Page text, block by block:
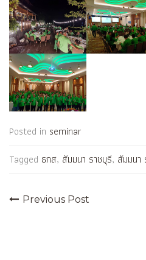
Posted in seminar
Tagged ธกส, สัมมนา ราชบุรี, สัมมนา
Previous Post